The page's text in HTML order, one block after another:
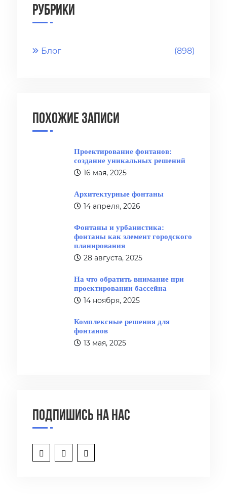
Рубрики
Блог (898)
Похожие записи
Проектирование фонтанов:
создание уникальных решений
16 мая, 2025
Архитектурные фонтаны
14 апреля, 2026
Фонтаны и урбанистика:
фонтаны как элемент городского
планирования
28 августа, 2025
На что обратить внимание при
проектировании бассейна
14 ноября, 2025
Комплексные решения для
фонтанов
13 мая, 2025
Подпишись на нас